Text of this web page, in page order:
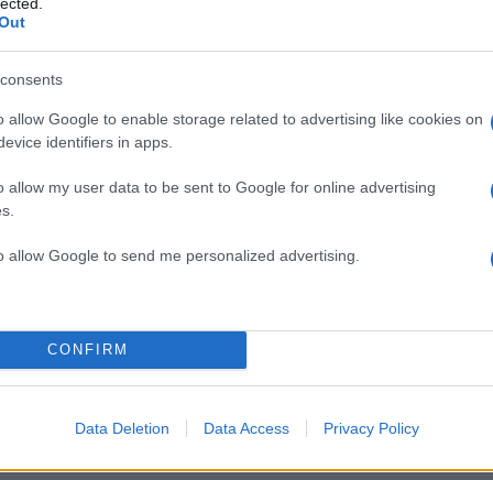
allow Google to enable storage related to advertising like cookies on
identifiers in apps.
allow my user data to be sent to Google for online advertising
allow Google to send me personalized advertising.
CONFIRM
Data Deletion Data Access Privacy Policy
ένταση, σετ με υγρό,
bronzer σε μορφή
λάμψη σε άλλο…
TOP